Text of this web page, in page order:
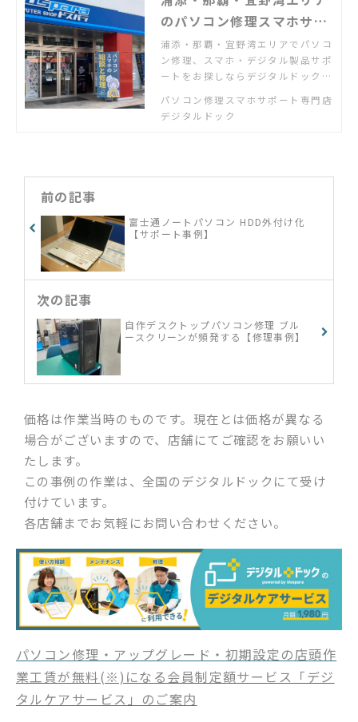
のパソコン修理スマホサポ
ート店 | デジタルドック浦
添城間店
浦添・那覇・宜野湾エリアでパソコ
ン修理、スマホ・デジタル製品サポ
ートをお探しならデジタルドック。
面へ100m右側。SCSK沖縄センター
前バス停すぐ前。駐車場あり。「パ
ご相談ください
パソコン修理スマホサポート専門店
デジタルドック
前の記事
富士通ノートパソコン HDD外付け化
【サポート事例】
次の記事
自作デスクトップパソコン修理 ブル
ースクリーンが頻発する【修理事例】
価格は作業当時のものです。現在とは価格が異なる
場合がございますので、店舗にてご確認をお願いい
たします。
この事例の作業は、全国のデジタルドックにて受け
付けています。
各店舗までお気軽にお問い合わせください。
パソコン修理・アップグレード・初期設定の店頭作
業工賃が無料(※)になる会員制定額サービス「デジ
タルケアサービス」のご案内